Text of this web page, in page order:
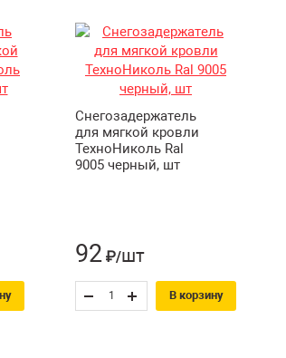
Снегозадержатель
для мягкой кровли
ТехноНиколь Ral
9005 черный, шт
92 ₽/шт
В корзину